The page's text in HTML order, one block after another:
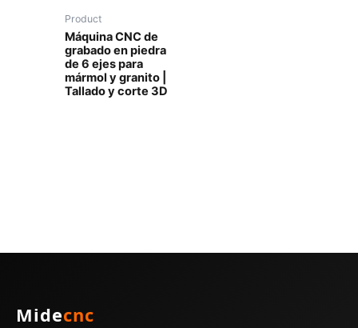
Product
Máquina CNC de
grabado en piedra
de 6 ejes para
mármol y granito |
Tallado y corte 3D
Midecnc